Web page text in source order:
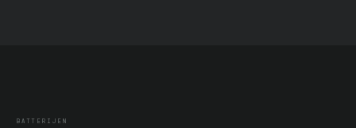
BATTERIJEN